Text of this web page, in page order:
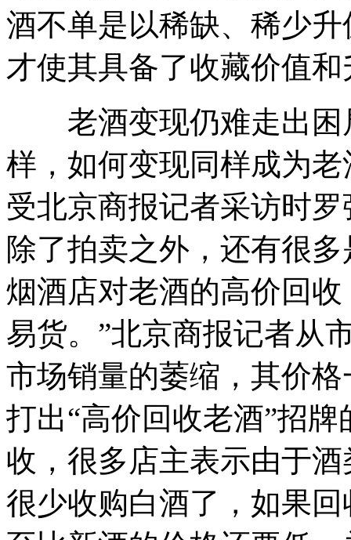
酒不单是以稀缺、稀少
才使其具备了收藏价值
老酒变现仍难走出困
样，如何变现同样成为
受北京商报记者采访时
除了拍卖之外，还有很
烟酒店对老酒的高价回
易货。”北京商报记者从
市场销量的萎缩，其价
打出“高价回收老酒”招
收，很多店主表示由于
很少收购白酒了，如果